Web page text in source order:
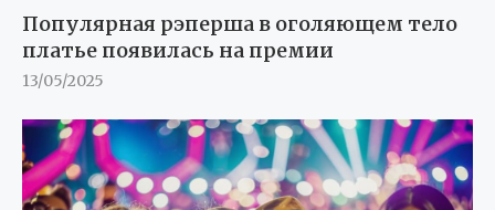
Популярная рэперша в оголяющем тело
платье появилась на премии
13/05/2025